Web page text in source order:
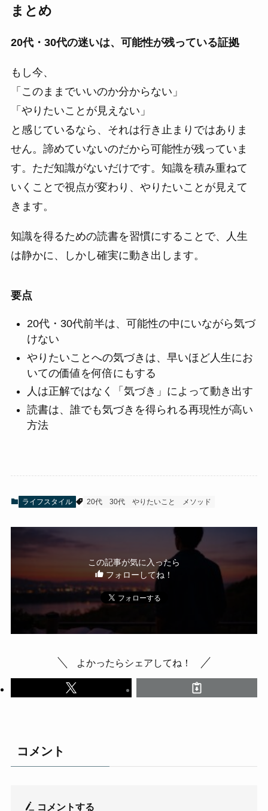
まとめ
20代・30代の迷いは、可能性が残っている証拠
もし今、
「このままでいいのか分からない」
「やりたいことが見えない」
と感じているなら、それは行き止まりではありま
せん。諦めていないのだから可能性が残っていま
す。ただ知識がないだけです。知識を積み重ねて
いくことで視点が変わり、やりたいことが見えて
きます。
知識を得るための読書を習慣にすることで、人生
は静かに、しかし確実に動き出します。
要点
20代・30代前半は、可能性の中にいながら気づ
けない
やりたいことへの気づきは、早いほど人生にお
いての価値を何倍にもする
人は正解ではなく「気づき」によって動き出す
読書は、誰でも気づきを得られる再現性が高い
方法
ライフスタイル 20代 30代 やりたいこと メソッド
この記事が気に入ったら
フォローしてね！
よかったらシェアしてね！
コメント
コメントする